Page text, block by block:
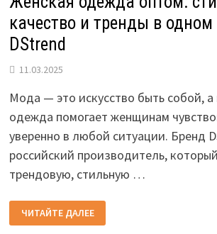
качество и тренды в одном
DStrend
11.03.2025
Мода — это искусство быть собой, а
одежда помогает женщинам
уверенно в любой ситуации. Бренд
российский производитель,
трендовую, стильную …
ЖЕНСКАЯ
ОДЕЖДА
ОПТОМ:
ЧИТАЙТЕ ДАЛЕЕ